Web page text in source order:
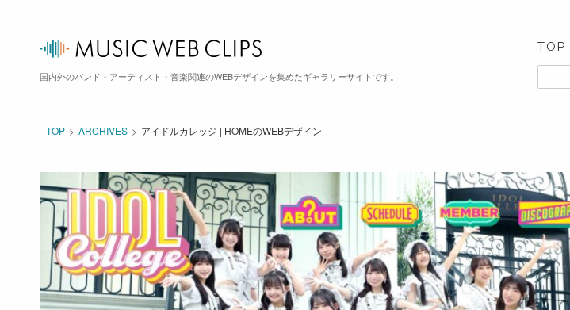
国内外のバンド・アーティスト・音楽関連のWEBデザインを集めたギャラリーサイトです。
TOP
TOP ARCHIVES アイドルカレッジ | HOMEのWEBデザイン